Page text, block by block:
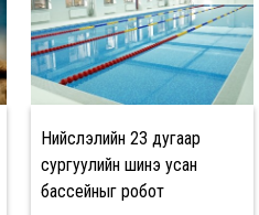
Нийслэлийн 23 дугаар
сургуулийн шинэ усан
бассейныг робот